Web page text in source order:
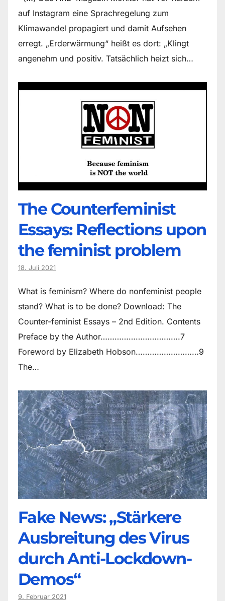
auf Instagram eine Sprachregelung zum
Klimawandel propagiert und damit Aufsehen
erregt. „Erderwärmung“ heißt es dort: „Klingt
angenehm und positiv. Tatsächlich heizt sich…
The Counter­feminist
Essays: Reflections upon
the feminist problem
18. Juli 2021
What is feminism? Where do non­feminist people
stand? What is to be done? Download: The
Counter-feminist Essays – 2nd Edition. Contents
Preface by the Author…………………………….7
Foreword by Elizabeth Hobson………………………9
The…
Fake News: „Stärkere
Ausbreitung des Virus
durch Anti-Lockdown-
Demos“
9. Februar 2021